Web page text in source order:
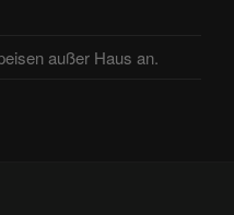
außer Haus an.